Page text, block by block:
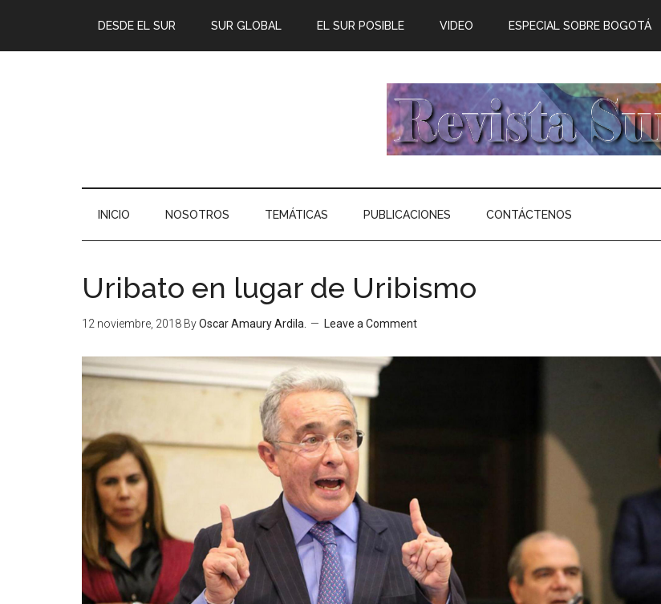
DESDE EL SUR SUR GLOBAL EL SUR POSIBLE VIDEO ESPECIAL SOBRE BOGOTÁ
INICIO NOSOTROS TEMÁTICAS PUBLICACIONES CONTÁCTENOS
Uribato en lugar de Uribismo
12 noviembre, 2018 ByOscar Amaury Ardila. Leave a Comment